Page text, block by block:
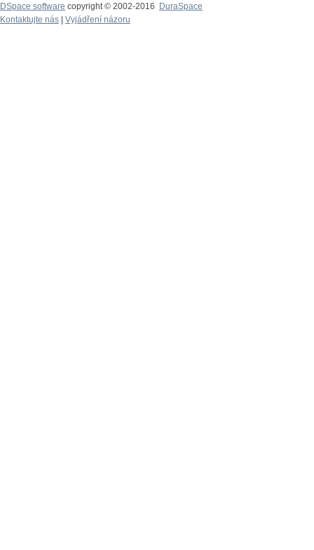
DSpace software copyright © 2002-2016
DuraSpace
Kontaktujte nás
Vyjádření názoru